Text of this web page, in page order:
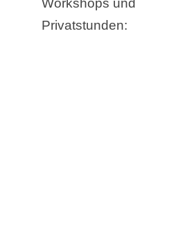
Workshops und
Privatstunden: